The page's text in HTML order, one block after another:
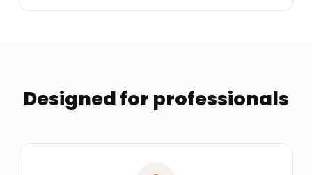
Designed for professionals